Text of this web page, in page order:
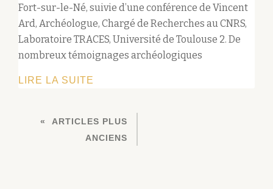
Fort-sur-le-Né, suivie d’une conférence de Vincent
Ard, Archéologue, Chargé de Recherches au CNRS,
Laboratoire TRACES, Université de Toulouse 2. De
nombreux témoignages archéologiques
LIRE LA SUITE
TERRITOIRE
DEJÀ
NAVIGATION
ARTICLES PLUS
ANCIENS